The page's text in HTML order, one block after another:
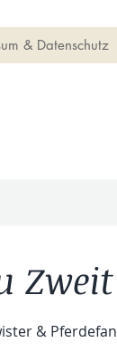
& Datenschutz
Zweit
&